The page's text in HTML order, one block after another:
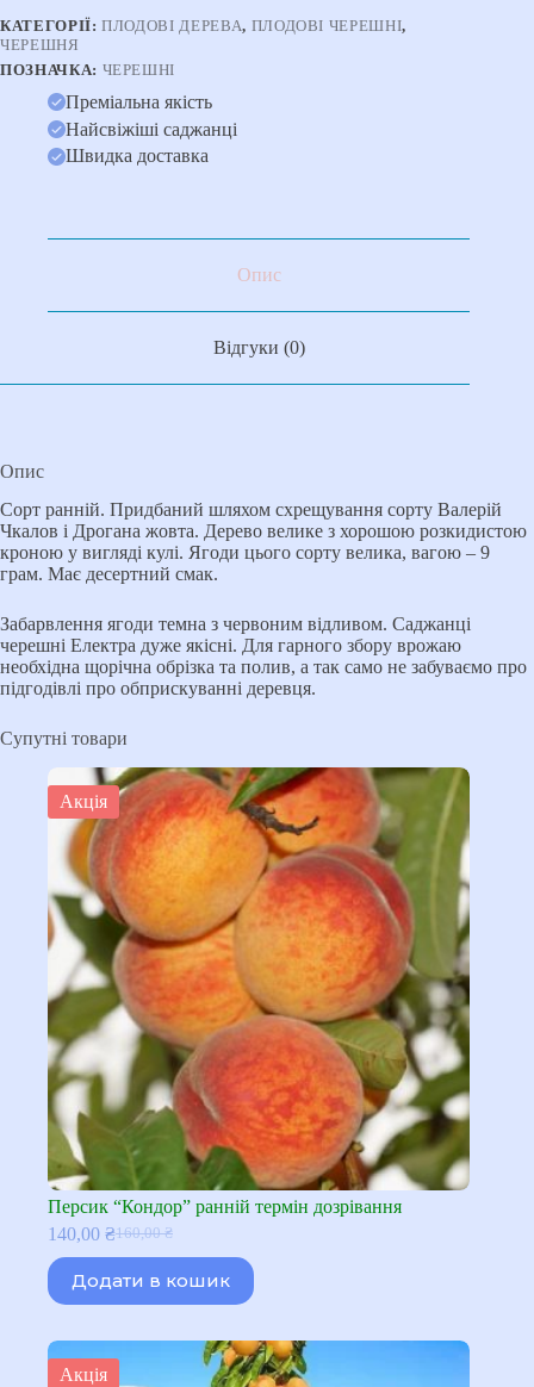
КАТЕГОРІЇ:ПЛОДОВІ ДЕРЕВА, ПЛОДОВІ ЧЕРЕШНІ,
ЧЕРЕШНЯ
ПОЗНАЧКА: ЧЕРЕШНІ
Преміальна якість
Найсвіжіші саджанці
Швидка доставка
Опис
Відгуки (0)
Опис
Сорт ранній. Придбаний шляхом схрещування сорту Валерій
Чкалов і Дрогана жовта. Дерево велике з хорошою розкидистою
кроною у вигляді кулі. Ягоди цього сорту велика, вагою – 9
грам. Має десертний смак.
Забарвлення ягоди темна з червоним відливом. Саджанці
черешні Електра дуже якісні. Для гарного збору врожаю
необхідна щорічна обрізка та полив, а так само не забуваємо про
підгодівлі про обприскуванні деревця.
Супутні товари
Акція
Персик “Кондор” ранній термін дозрівання
160,00₴
Оригінальна
ціна:
160,00 ₴.
140,00 ₴Поточна
ціна:
140,00 ₴.
Додати в кошик
Акція